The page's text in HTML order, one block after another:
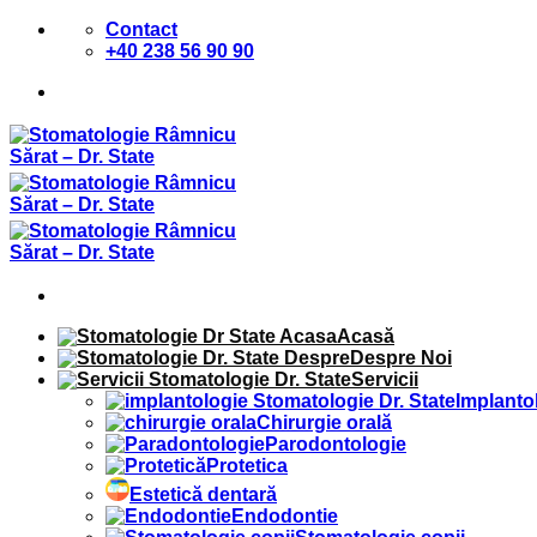
Sari
Contact
+40 238 56 90 90
Acasă
Despre Noi
Servicii
Chirurgie orală
Parodontologie
Protetica
Estetică dentară
Endodontie